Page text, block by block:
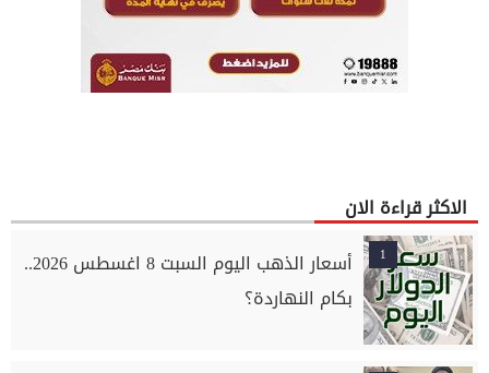
الاكثر قراءة الان
1
أسعار الذهب اليوم السبت 8 اغسطس 2026..
بكام النهاردة؟